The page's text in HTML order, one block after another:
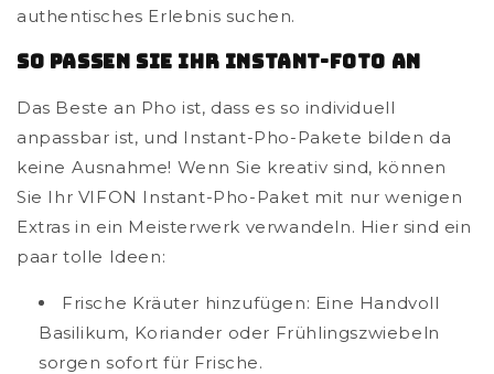
authentisches Erlebnis suchen.
So passen Sie Ihr Instant-Foto an
Das Beste an Pho ist, dass es so individuell
anpassbar ist, und Instant-Pho-Pakete bilden da
keine Ausnahme! Wenn Sie kreativ sind, können
Sie Ihr VIFON Instant-Pho-Paket mit nur wenigen
Extras in ein Meisterwerk verwandeln. Hier sind ein
paar tolle Ideen:
Frische Kräuter hinzufügen: Eine Handvoll
Basilikum, Koriander oder Frühlingszwiebeln
sorgen sofort für Frische.